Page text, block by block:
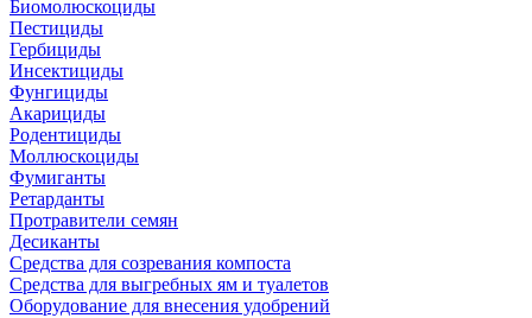
Биомолюскоциды
Пестициды
Гербициды
Инсектициды
Фунгициды
Акарициды
Родентициды
Моллюскоциды
Фумиганты
Ретарданты
Протравители семян
Десиканты
Средства для созревания компоста
Средства для выгребных ям и туалетов
Оборудование для внесения удобрений